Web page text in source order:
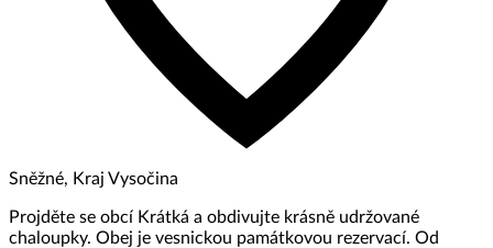
Sněžné, Kraj Vysočina
Projděte se obcí Krátká a obdivujte krásně udržované
chaloupky. Obej je vesnickou památkovou rezervací. Od